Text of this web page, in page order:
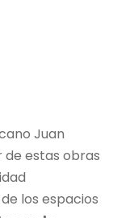
Juan
de estas obras
los espacios